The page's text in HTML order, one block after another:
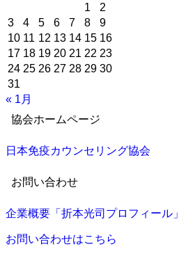
ゴ
リ
ー
1
2
3
4 5 6 7 8
9
10 11 12 13 14 15 16
17 18 19 20 21 22 23
24 25 26 27 28 29 30
31
« 1月
協会ホームページ
日本免疫カウンセリング協会
お問い合わせ
企業概要「折本光司プロフィール」
お問い合わせはこちら